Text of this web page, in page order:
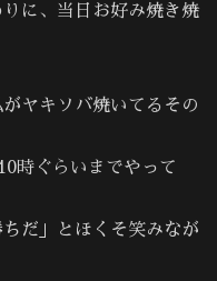
に、当日お好み焼き焼
ヤキソバ焼いてるその
時ぐらいまでやって
だ」とほくそ笑みなが